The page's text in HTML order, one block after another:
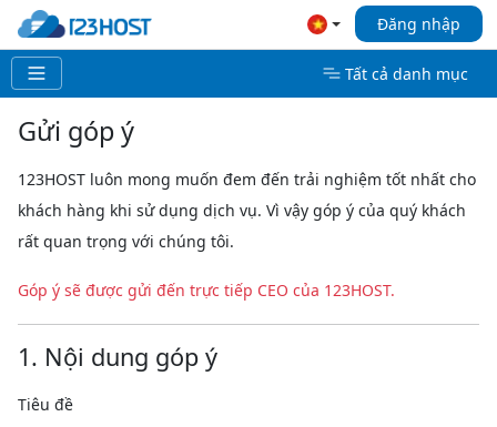
Đăng nhập
Tất cả danh mục
Gửi góp ý
123HOST luôn mong muốn đem đến trải nghiệm tốt nhất cho
khách hàng khi sử dụng dịch vụ. Vì vậy góp ý của quý khách
rất quan trọng với chúng tôi.
Góp ý sẽ được gửi đến trực tiếp CEO của 123HOST.
1. Nội dung góp ý
Tiêu đề